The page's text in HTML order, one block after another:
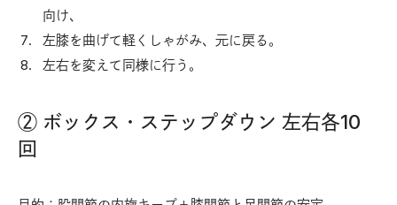
向け、
左膝を曲げて軽くしゃがみ、元に戻る。
左右を変えて同様に行う。
② ボックス・ステップダウン 左右各10
回